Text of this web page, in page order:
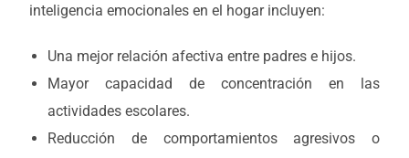
inteligencia emocionales en el hogar incluyen:
Una mejor relación afectiva entre padres e hijos.
Mayor capacidad de concentración en las
actividades escolares.
Reducción de comportamientos agresivos o